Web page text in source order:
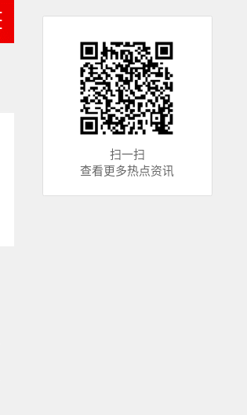
扫一扫
查看更多热点资讯